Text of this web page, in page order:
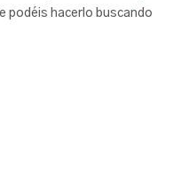
podéis hacerlo buscando